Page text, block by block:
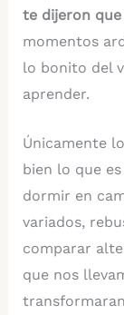
te dijeron
momentos
lo bonito del
aprender.
Únicamente
bien lo que
dormir en
variados,
comparar
que nos